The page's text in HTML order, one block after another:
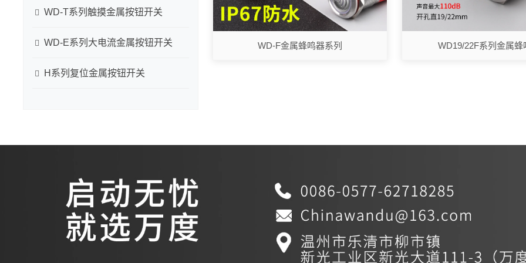
WD-F金属蜂鸣器系列 WD19/22F系列金属蜂
WD-T系列触摸金属按钮开关
WD-E系列大电流金属按钮开关
H系列复位金属按钮开关